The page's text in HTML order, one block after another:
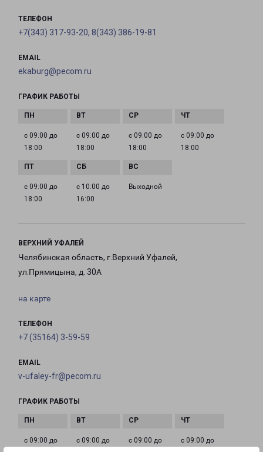
ТЕЛЕФОН
+7(343) 317-93-20, 8(343) 386-19-81
EMAIL
ekaburg@pecom.ru
ГРАФИК РАБОТЫ
с 09:00 до
18:00
с 09:00 до
18:00
с 09:00 до
18:00
с 09:00 до
18:00
с 09:00 до
18:00
с 10:00 до
16:00
Выходной
ВЕРХНИЙ УФАЛЕЙ
Челябинская область, г.Верхний Уфалей,
ул.Прямицына, д. 30А
на карте
ТЕЛЕФОН
+7 (35164) 3-59-59
EMAIL
v-ufaley-fr@pecom.ru
ГРАФИК РАБОТЫ
с 09:00 до
с 09:00 до
с 09:00 до
с 09:00 до